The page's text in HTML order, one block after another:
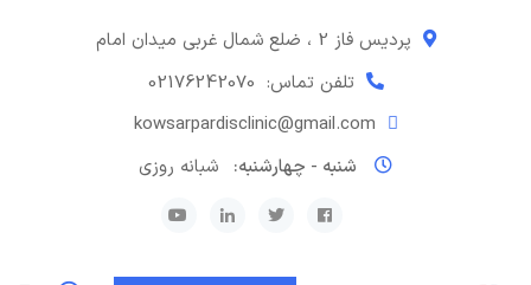
پردیس فاز 2 ، ضلع شمال غربی میدان امام
تلفن تماس: 02176242070
kowsarpardisclinic@gmail.com
شنبه - چهارشنبه:
شبانه روزی